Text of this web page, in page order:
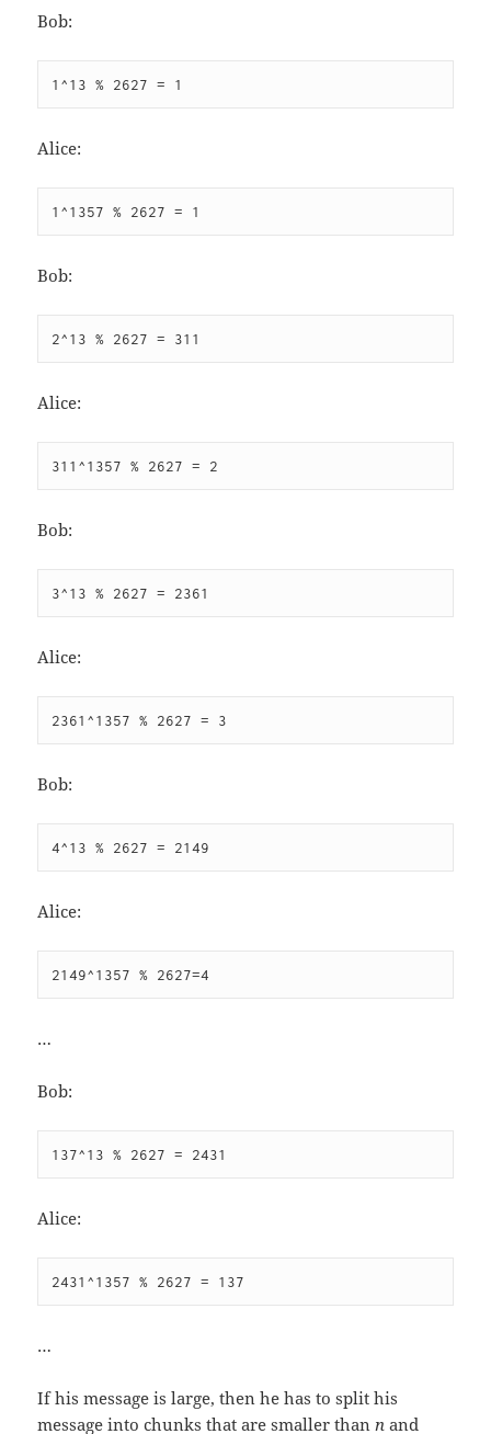
Bob:
1^13 % 2627 = 1
Alice:
1^1357 % 2627 = 1
Bob:
2^13 % 2627 = 311
Alice:
311^1357 % 2627 = 2
Bob:
3^13 % 2627 = 2361
Alice:
2361^1357 % 2627 = 3
Bob:
4^13 % 2627 = 2149
Alice:
2149^1357 % 2627=4
…
Bob:
137^13 % 2627 = 2431
Alice:
2431^1357 % 2627 = 137
…
If his message is large, then he has to split his
message into chunks that are smaller than n and